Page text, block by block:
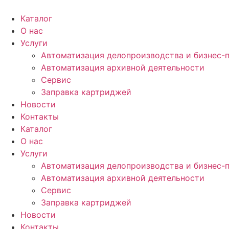
содержимому
Каталог
О нас
Услуги
Автоматизация делопроизводства и бизнес-
Автоматизация архивной деятельности
Сервис
Заправка картриджей
Новости
Контакты
Каталог
О нас
Услуги
Автоматизация делопроизводства и бизнес-
Автоматизация архивной деятельности
Сервис
Заправка картриджей
Новости
Контакты